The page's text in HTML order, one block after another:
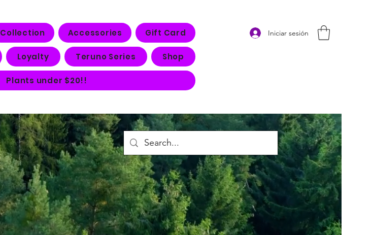
Collection Accessories Gift Card
Loyalty Teruno Series Shop
Plants under $20!!
Iniciar sesión